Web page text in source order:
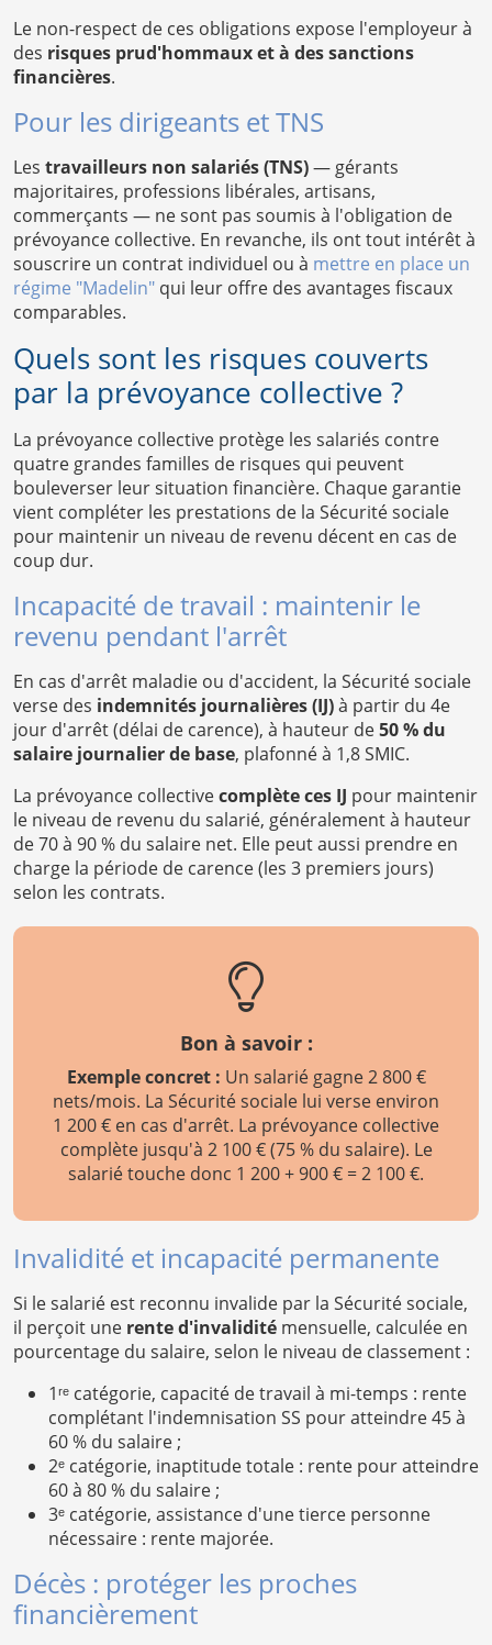
Le non-respect de ces obligations expose l'employeur à
des risques prud'hommaux et à des sanctions
financières.
Pour les dirigeants et TNS
Les travailleurs non salariés (TNS)— gérants
majoritaires, professions libérales, artisans,
commerçants — ne sont pas soumis à l'obligation de
prévoyance collective. En revanche, ils ont tout intérêt à
souscrire un contrat individuel ou à mettre en place un
régime "Madelin" qui leur offre des avantages fiscaux
comparables.
Quels sont les risques couverts
par la prévoyance collective ?
La prévoyance collective protège les salariés contre
quatre grandes familles de risques qui peuvent
bouleverser leur situation financière. Chaque garantie
vient compléter les prestations de la Sécurité sociale
pour maintenir un niveau de revenu décent en cas de
coup dur.
Incapacité de travail : maintenir le
revenu pendant l'arrêt
En cas d'arrêt maladie ou d'accident, la Sécurité sociale
verse des indemnités journalières (IJ)à partir du 4e
jour d'arrêt (délai de carence), à hauteur de50 % du
salaire journalier de base, plafonné à 1,8 SMIC.
La prévoyance collectivecomplète ces IJ pour maintenir
le niveau de revenu du salarié, généralement à hauteur
de 70 à 90 % du salaire net. Elle peut aussi prendre en
charge la période de carence (les 3 premiers jours)
selon les contrats.
Bon à savoir :
Exemple concret : Un salarié gagne 2 800 €
nets/mois. La Sécurité sociale lui verse environ
1 200 € en cas d'arrêt. La prévoyance collective
complète jusqu'à 2 100 € (75 % du salaire). Le
salarié touche donc 1 200 + 900 € = 2 100 €.
Invalidité et incapacité permanente
Si le salarié est reconnu invalide par la Sécurité sociale,
il perçoit une rente d'invalidité mensuelle, calculée en
pourcentage du salaire, selon le niveau de classement :
1ʳᵉ catégorie, capacité de travail à mi-temps : rente
complétant l'indemnisation SS pour atteindre 45 à
60 % du salaire ;
2ᵉ catégorie, inaptitude totale : rente pour atteindre
60 à 80 % du salaire ;
3ᵉ catégorie, assistance d'une tierce personne
nécessaire : rente majorée.
Décès : protéger les proches
financièrement